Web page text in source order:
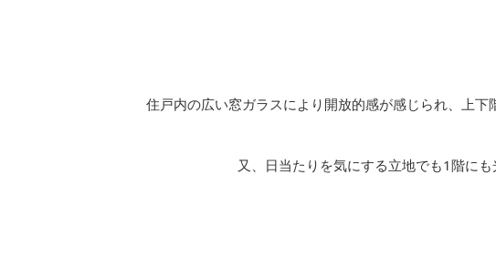
住戸内の広い窓ガラスにより開放的感が感じられ、上下
又、日当たりを気にする立地でも1階にも